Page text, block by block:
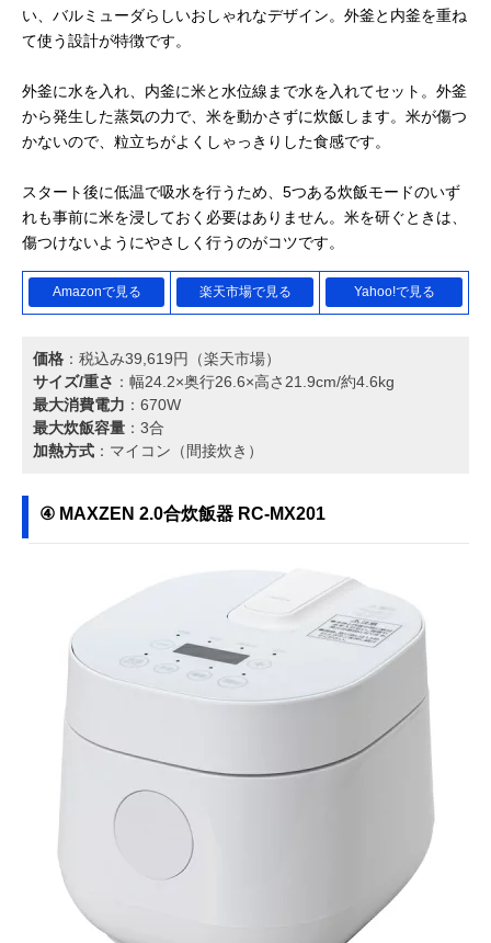
い、バルミューダらしいおしゃれなデザイン。外釜と内釜を重ね
て使う設計が特徴です。
外釜に水を入れ、内釜に米と水位線まで水を入れてセット。外釜
から発生した蒸気の力で、米を動かさずに炊飯します。米が傷つ
かないので、粒立ちがよくしゃっきりした食感です。
スタート後に低温で吸水を行うため、5つある炊飯モードのいず
れも事前に米を浸しておく必要はありません。米を研ぐときは、
傷つけないようにやさしく行うのがコツです。
Amazonで見る 楽天市場で見る Yahoo!で見る
価格 ：税込み39,619円（楽天市場）
サイズ/重さ ：幅24.2×奥行26.6×高さ21.9cm/約4.6kg
最大消費電力 ：670W
最大炊飯容量 ：3合
加熱方式 ：マイコン（間接炊き）
④ MAXZEN 2.0合炊飯器 RC-MX201